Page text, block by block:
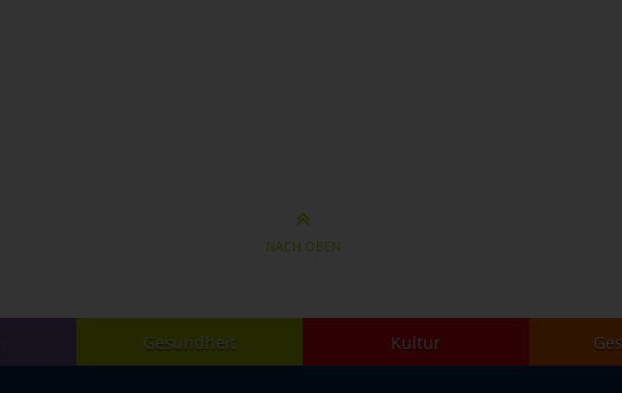
NACH OBEN
Gesundheit Kultur